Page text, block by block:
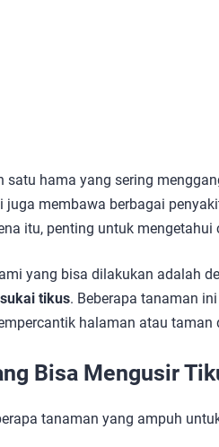
satu hama yang sering
juga membawa berbagai
itu, penting untuk
yang bisa dilakukan adalah
tikus. Beberapa tanaman
halaman atau taman
Bisa Mengusir
tanaman yang ampuh